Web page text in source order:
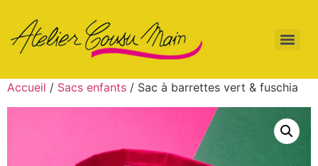
Accueil / Sacs enfants / Sac à barrettes vert & fuschia